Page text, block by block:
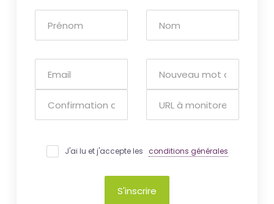
J'ai lu et j'accepte les conditions générales
S'inscrire